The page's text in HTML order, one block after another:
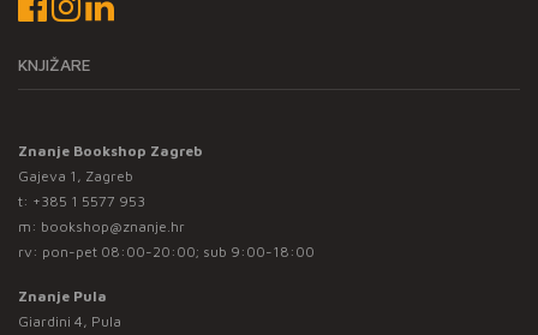
KNJIŽARE
Znanje Bookshop Zagreb
Gajeva 1, Zagreb
t: +385 1 5577 953
m: bookshop@znanje.hr
rv: pon-pet 08:00-20:00; sub 9:00-18:00
Znanje Pula
Giardini 4, Pula